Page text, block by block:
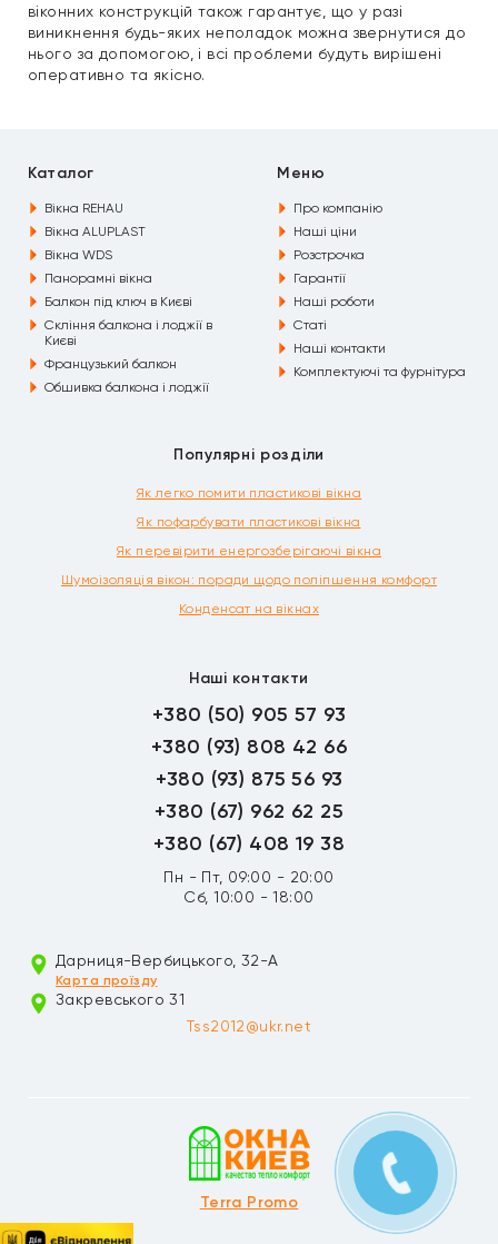
віконних конструкцій також гарантує, що у разі
виникнення будь-яких неполадок можна звернутися до
нього за допомогою, і всі проблеми будуть вирішені
оперативно та якісно.
Каталог
Вікна REHAU
Вікна ALUPLAST
Вікна WDS
Панорамні вікна
Балкон під ключ в Києві
Скління балкона і лоджії в
Києві
Французький балкон
Обшивка балкона і лоджії
Меню
Про компанію
Наші ціни
Розстрочка
Гарантії
Наші роботи
Статі
Наші контакти
Комплектуючі та фурнітура
Популярні розділи
Як легко помити пластикові вікна
Як пофарбувати пластикові вікна
Як перевірити енергозберігаючі вікна
Шумоізоляція вікон: поради щодо поліпшення комфорт
Конденсат на вікнах
Наші контакти
Пн - Пт, 09:00 - 20:00
Сб, 10:00 - 18:00
+380 (50) 905 57 93
+380 (93) 808 42 66
+380 (93) 875 56 93
+380 (67) 962 62 25
+380 (67) 408 19 38
Дарниця-Вербицького, 32-А
Карта проїзду
Закревського 31
Tss2012@ukr.net
Terra Promo